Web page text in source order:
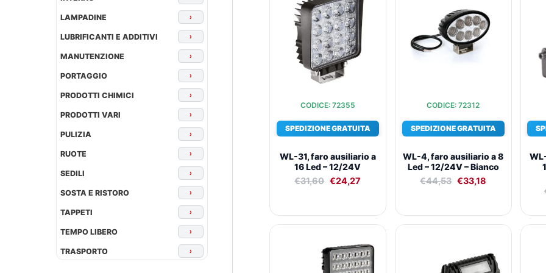
LAMPADINE ›
LUBRIFICANTI E ADDITIVI ›
MANUTENZIONE ›
PORTAGGIO ›
PRODOTTI CHIMICI ›
PRODOTTI VARI ›
PULIZIA ›
RUOTE ›
SEDILI ›
SOSTA E RISTORO ›
TAPPETI ›
TEMPO LIBERO ›
TRASPORTO ›
CODICE: 72355
SPEDIZIONE GRATUITA
WL-31, faro ausiliario a
16 Led – 12/24V
€31,60
originale
era:
€31,60.
€24,27
attuale
è:
€24,27.
CODICE: 72312
SPEDIZIONE GRATUITA
WL-4, faro ausiliario a 8
Led – 12/24V – Bianco
€44,53
era:
€44,53.
€33,18
è:
€33,18.
originale
era:
attuale
è:
originale
era:
attuale
è: